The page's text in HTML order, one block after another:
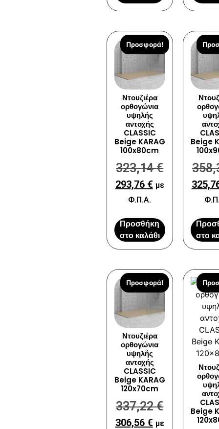
Προσφορά!
Ντουζιέρα
ορθογώνια
υψηλής
αντοχής
CLASSIC
Beige KARAG
100x80cm
323,14€
293,76 € με
Φ.Π.Α.
Προσθήκη
στο καλάθι
Beige
στο
Προσφορά!
Ντουζιέρα
ορθογώνια
υψηλής
αντοχής
CLASSIC
Beige KARAG
120x70cm
337,22€
306,56 € με
Beige